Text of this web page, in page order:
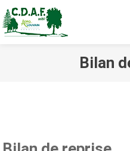
CENTRE
Bilan